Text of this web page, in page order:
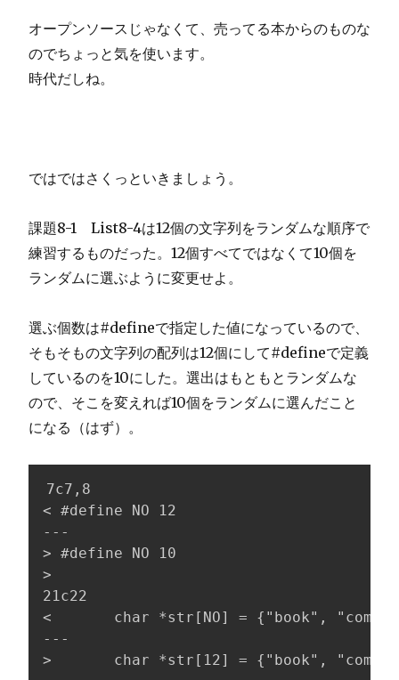
オープンソースじゃなくて、売ってる本からのものな
のでちょっと気を使います。
時代だしね。
ではではさくっといきましょう。
課題8-1 List8-4は12個の文字列をランダムな順序で
練習するものだった。12個すべてではなくて10個を
ランダムに選ぶように変更せよ。
選ぶ個数は#defineで指定した値になっているので、
そもそもの文字列の配列は12個にして#defineで定義
しているのを10にした。選出はもともとランダムな
ので、そこを変えれば10個をランダムに選んだこと
になる（はず）。
7c7,8
< #define NO 12
---
> #define NO 10
>
21c22
<       char *str[NO] = {"book",
---
>       char *str[12] = {"book",